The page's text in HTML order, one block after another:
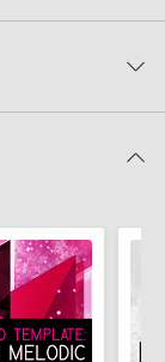
0%
フォーマットされた
たHDDをご用意
記載されており
って下さい。
マニュアルをご
関するお問い合
い。
BUNDLE
ー様専用となって
要がございます。